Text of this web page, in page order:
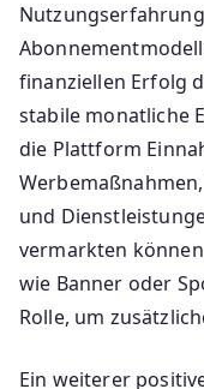
finanziellen Erfolg
stabile monatliche
die Plattform
und
vermarkten
wie Banner oder
Rolle, um
Ein weiterer